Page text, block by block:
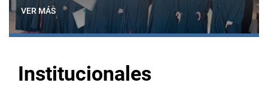
VER MÁS
Institucionales